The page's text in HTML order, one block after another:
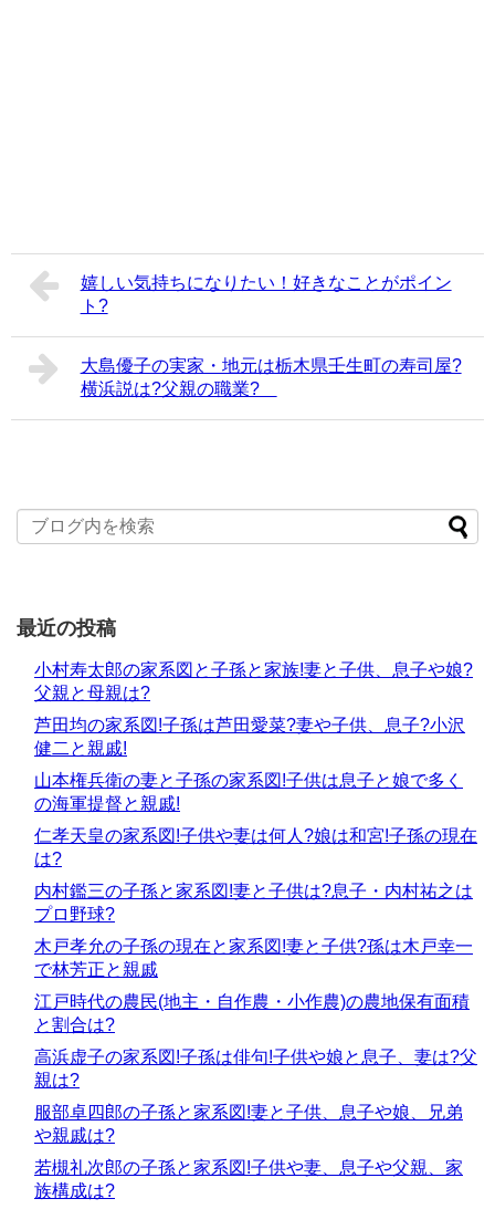
嬉しい気持ちになりたい！好きなことがポイン
ト?
大島優子の実家・地元は栃木県壬生町の寿司屋?
横浜説は?父親の職業?
最近の投稿
小村寿太郎の家系図と子孫と家族!妻と子供、息子や娘?
父親と母親は?
芦田均の家系図!子孫は芦田愛菜?妻や子供、息子?小沢
健二と親戚!
山本権兵衛の妻と子孫の家系図!子供は息子と娘で多く
の海軍提督と親戚!
仁孝天皇の家系図!子供や妻は何人?娘は和宮!子孫の現在
は?
内村鑑三の子孫と家系図!妻と子供は?息子・内村祐之は
プロ野球?
木戸孝允の子孫の現在と家系図!妻と子供?孫は木戸幸一
で林芳正と親戚
江戸時代の農民(地主・自作農・小作農)の農地保有面積
と割合は?
高浜虚子の家系図!子孫は俳句!子供や娘と息子、妻は?父
親は?
服部卓四郎の子孫と家系図!妻と子供、息子や娘、兄弟
や親戚は?
若槻礼次郎の子孫と家系図!子供や妻、息子や父親、家
族構成は?